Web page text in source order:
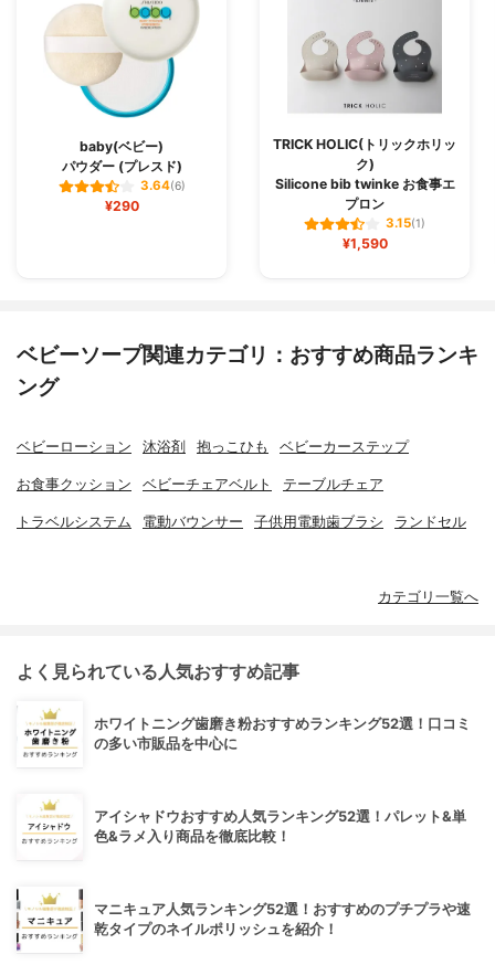
baby(ベビー)
パウダー (プレスド)
3.64(6)
¥290
TRICK HOLIC(トリックホリッ
ク)
Silicone bib twinke お食事エ
プロン
3.15(1)
¥1,590
ベビーソープ関連カテゴリ：おすすめ商品ランキ
ング
ベビーローション 沐浴剤 抱っこひも ベビーカーステップ
お食事クッション ベビーチェアベルト テーブルチェア
トラベルシステム 電動バウンサー 子供用電動歯ブラシ ランドセル
カテゴリ一覧へ
よく見られている人気おすすめ記事
ホワイトニング歯磨き粉おすすめランキング52選！口コミ
の多い市販品を中心に
アイシャドウおすすめ人気ランキング52選！パレット&単
色&ラメ入り商品を徹底比較！
マニキュア人気ランキング52選！おすすめのプチプラや速
乾タイプのネイルポリッシュを紹介！